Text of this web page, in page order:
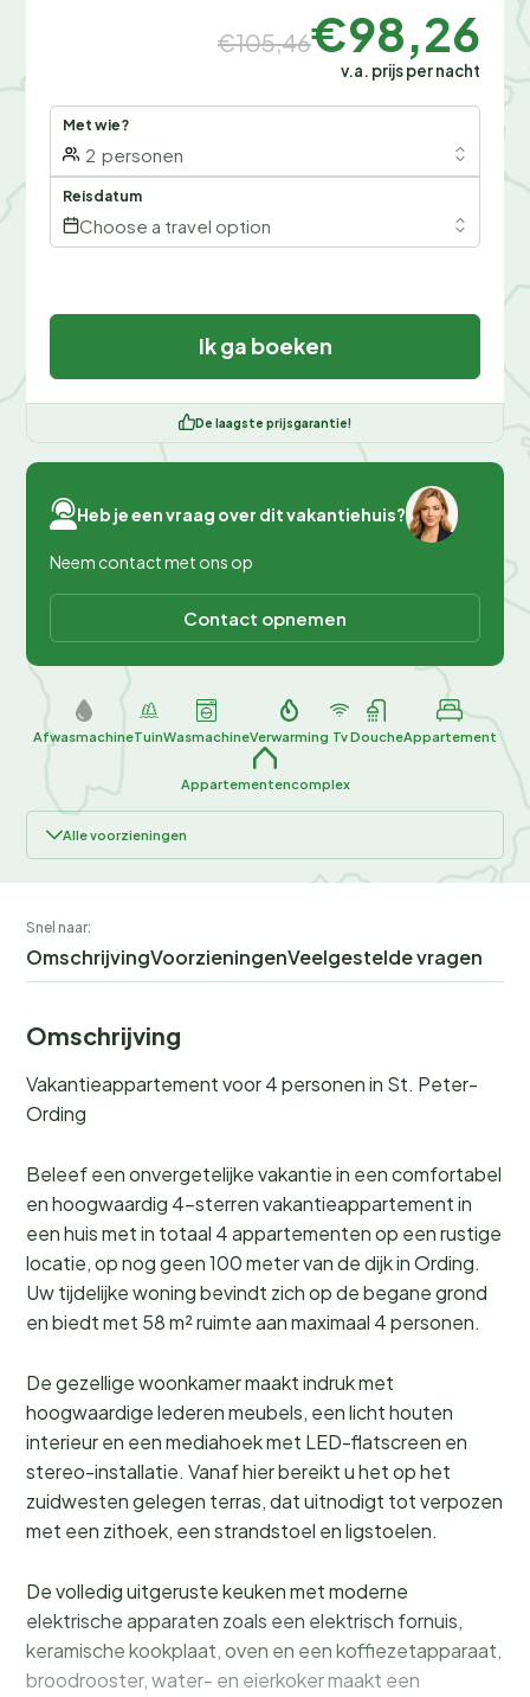
€105,46€98,26
v.a. prijs per nacht
Met wie?
2 personen
Reisdatum
Choose a travel option
Ik ga boeken
De laagste prijsgarantie!
Heb je een vraag over dit vakantiehuis?
Neem contact met ons op
Contact opnemen
AfwasmachineTuinWasmachineVerwarming TvDoucheAppartement
Appartementencomplex
Alle voorzieningen
Snel naar:
OmschrijvingVoorzieningenVeelgestelde vragen
Omschrijving
Vakantieappartement voor 4 personen in St. Peter-
Ording
Beleef een onvergetelijke vakantie in een comfortabel
en hoogwaardig 4-sterren vakantieappartement in
een huis met in totaal 4 appartementen op een rustige
locatie, op nog geen 100 meter van de dijk in Ording.
Uw tijdelijke woning bevindt zich op de begane grond
en biedt met 58 m² ruimte aan maximaal 4 personen.
De gezellige woonkamer maakt indruk met
hoogwaardige lederen meubels, een licht houten
interieur en een mediahoek met LED-flatscreen en
stereo-installatie. Vanaf hier bereikt u het op het
zuidwesten gelegen terras, dat uitnodigt tot verpozen
met een zithoek, een strandstoel en ligstoelen.
De volledig uitgeruste keuken met moderne
elektrische apparaten zoals een elektrisch fornuis,
keramische kookplaat, oven en een koffiezetapparaat,
broodrooster, water- en eierkoker maakt een